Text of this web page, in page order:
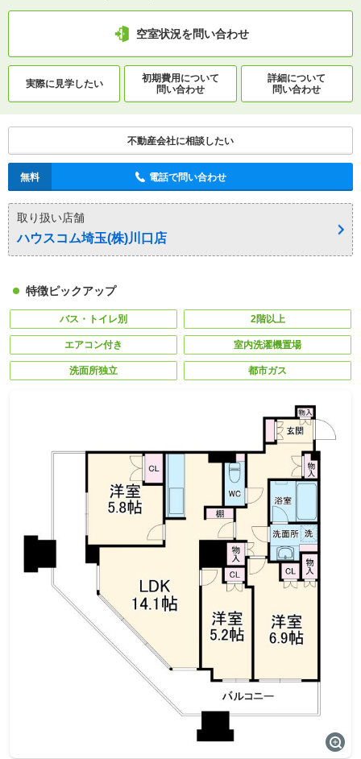
空室状況を問い合わせ
実際に見学したい
初期費用について
問い合わせ
詳細について
問い合わせ
不動産会社に相談したい
無料 電話で問い合わせ
取り扱い店舗
ハウスコム埼玉(株)川口店
特徴ピックアップ
バス・トイレ別 2階以上
エアコン付き 室内洗濯機置場
洗面所独立 都市ガス